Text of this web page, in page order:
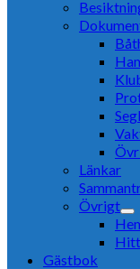
Länkar
Övrigt
Gästbok